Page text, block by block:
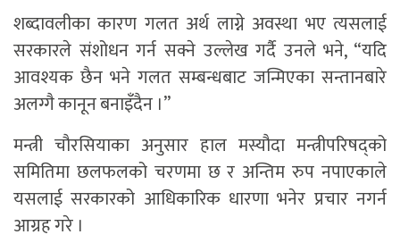
शब्दावलीका कारण गलत अर्थ लाग्ने अवस्था भए त्यसलाई
सरकारले संशोधन गर्न सक्ने उल्लेख गर्दै उनले भने, “यदि
आवश्यक छैन भने गलत सम्बन्धबाट जन्मिएका सन्तानबारे
अलग्गै कानून बनाइँदैन ।”
मन्त्री चौरसियाका अनुसार हाल मस्यौदा मन्त्रीपरिषद्को
समितिमा छलफलको चरणमा छ र अन्तिम रुप नपाएकाले
यसलाई सरकारको आधिकारिक धारणा भनेर प्रचार नगर्न
आग्रह गरे ।